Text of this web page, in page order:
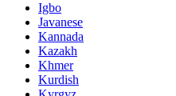
Igbo
Javanese
Kannada
Kazakh
Khmer
Kurdish